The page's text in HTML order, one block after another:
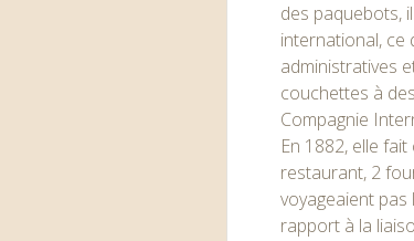
des paquebots,
international, ce
administratives
couchettes à
Compagnie
En 1882, elle
restaurant, 2
voyageaient
rapport à la